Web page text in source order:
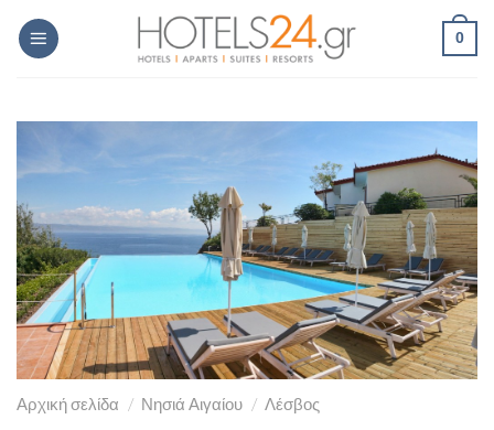
Skip
0
Αρχική σελίδα / Νησιά Αιγαίου / Λέσβος